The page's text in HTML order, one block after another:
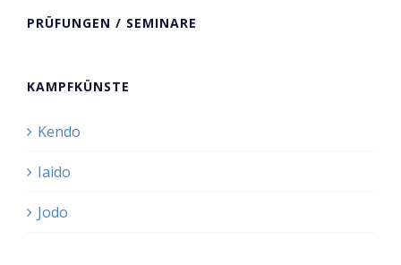
PRÜFUNGEN / SEMINARE
KAMPFKÜNSTE
Kendo
Iaido
Jodo